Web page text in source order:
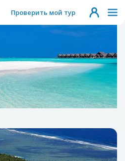
Проверить мой тур